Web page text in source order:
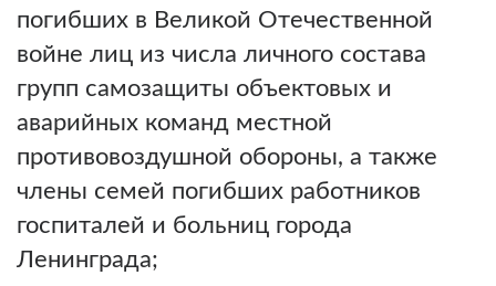
погибших в Великой Отечественной
войне лиц из числа личного состава
групп самозащиты объектовых и
аварийных команд местной
противовоздушной обороны, а также
члены семей погибших работников
госпиталей и больниц города
Ленинграда;